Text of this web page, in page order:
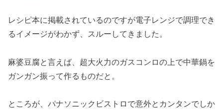
レシピ本に掲載されているのですが電子レンジで調理でき
るイメージがわかず、スルーしてきました。
麻婆豆腐と言えば、超大火力のガスコンロの上で中華鍋を
ガンガン振って作るものだと。
ところが、パナソニックビストロで意外とカンタンでしか